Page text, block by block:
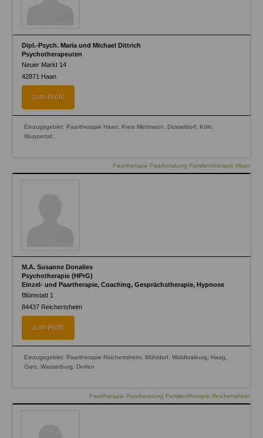
Dipl.-Psych. Maria und Michael Dittrich
Psychotherapeuten
Neuer Markt 14
42871 Haan
zum Profil
Einzugsgebiet: Paartherapie Haan, Kreis Mettmann, Düsseldorf, Köln,
Wuppertal;
Paartherapie Paarberatung Familientherapie Haan
M.A. Susanne Donalies
Psychotherapie (HPrG)
Einzel- und Paartherapie, Coaching, Gesprächstherapie, Hypnose
Blümstatt 1
84437 Reichertsheim
zum Profil
Einzugsgebiet: Paartherapie Reichertsheim, Mühldorf, Waldkraiburg, Haag,
Gars, Wasserburg, Dorfen
Paartherapie Paarberatung Familientherapie Reichertsheim